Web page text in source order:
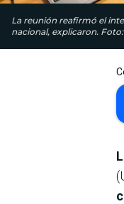
La reunión reafirmó el
nacional, explicaron.